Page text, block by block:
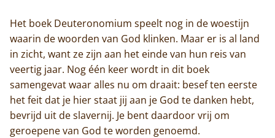
Het boek Deuteronomium speelt nog in de woestijn
waarin de woorden van God klinken. Maar er is al land
in zicht, want ze zijn aan het einde van hun reis van
veertig jaar. Nog één keer wordt in dit boek
samengevat waar alles nu om draait: besef ten eerste
het feit dat je hier staat jij aan je God te danken hebt,
bevrijd uit de slavernij. Je bent daardoor vrij om
geroepene van God te worden genoemd.